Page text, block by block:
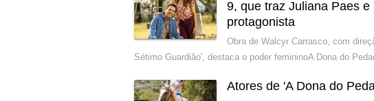
9, que traz Juliana Paes
protagonista
Obra de Walcyr Carrasco, com
Sétimo Guardião', destaca o poder femininoA Dona do
Atores de 'A Dona do